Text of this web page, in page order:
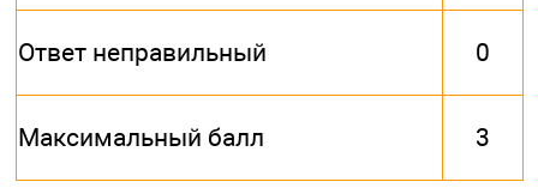
Ответ неправильный 0
Максимальный балл 3